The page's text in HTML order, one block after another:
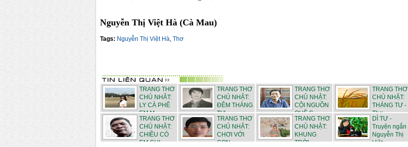
Nguyễn Thị Việt Hà (Cà Mau)
Tags: Nguyễn Thị Việt Hà, Thơ
TRANG THƠ
CHỦ NHẬT:
LY CÀ PHÊ
EM M...
TRANG THƠ
CHỦ NHẬT:
ĐÊM THÁNG
TƯ - ...
TRANG THƠ
CHỦ NHẬT:
CỘI NGUỒN
QUÊ C...
TRANG THƠ
CHỦ NHẬT:
THÁNG TƯ -
Thơ ...
TRANG THƠ
CHỦ NHẬT:
CHIỀU CÓ
EM CHI...
TRANG THƠ
CHỦ NHẬT:
CHƠI VỚI
CON - ...
TRANG THƠ
CHỦ NHẬT:
KHUNG
TRỜI
DÌ TƯ -
Truyện ngắn
Nguyễn Thị
Việt...